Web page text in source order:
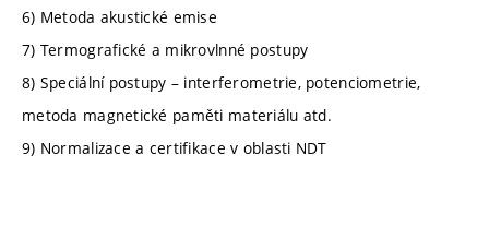
6) Metoda akustické emise
7) Termografické a mikrovlnné postupy
8) Speciální postupy – interferometrie, potenciometrie,
metoda magnetické paměti materiálu atd.
9) Normalizace a certifikace v oblasti NDT